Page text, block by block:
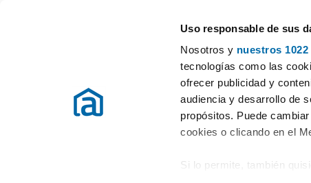
Uso responsable de sus
Nosotros y nuestros
tecnologías como las
ofrecer publicidad y
audiencia y desarrollo de
propósitos. Puede
cookies o clicando en el
Si lo permite, también
Alquiler pisos Ciudad Real Alquiler Casas Almagro
(0 viviendas)